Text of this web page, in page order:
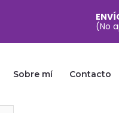
Sobre mí Contacto
(No